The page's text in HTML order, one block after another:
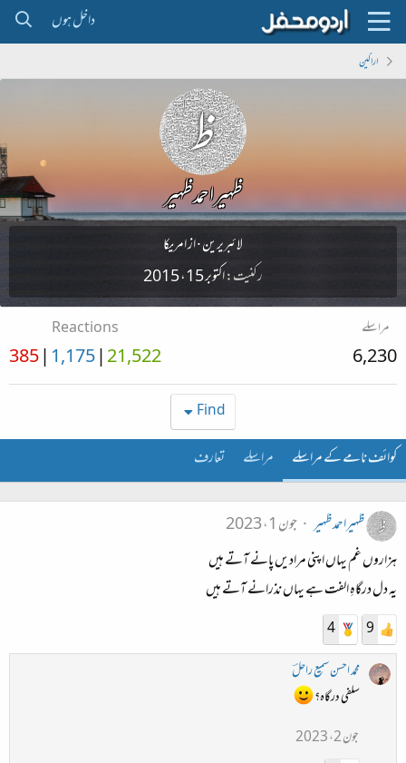
داخل ہوں
اراکین
ظہیراحمدظہیر
لائبریرین·ازامریکا
رکنیت اکتوبر 15، 2015
مراسلے
6,230
Reactions
21,522
1,175
385
Find
کوائف نامے کے مراسلے مراسلے تعارف
ظہیراحمدظہیر
جون 1، 2023
ہزاروں غم یہاں اپنی مرادیں پانے آتے ہیں
یہ دل درگاہِ الفت ہے یہاں نذرانے آتے ہیں
9
4
محمد احسن سمیع راحلؔ
سلفی درگاہ؟
جون 2، 2023